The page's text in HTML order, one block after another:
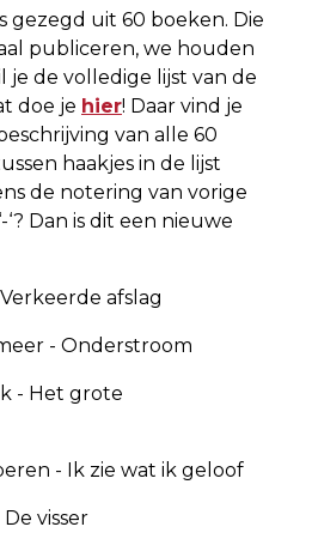
gezegd uit 60 boeken. Die
publiceren, we houden
je de volledige lijst van de
doe je hier! Daar vind je
van alle 60
haakjes in de lijst
de notering van vorige
‘? Dan is dit een nieuwe
afslag
- Onderstroom
- Het grote
- Ik zie wat ik geloof
visser